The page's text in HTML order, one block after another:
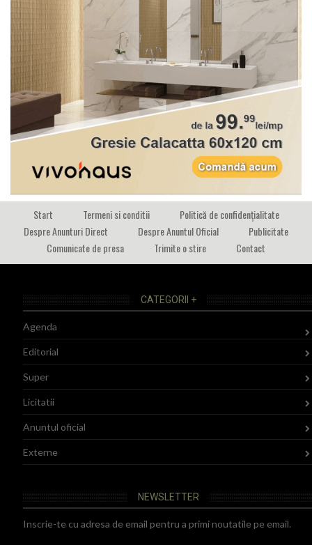
Start Termeni si conditii
Politică de confidențialitate
Despre Anunturi Direct
Despre Anuntul Oficial
Publicitate
Comunicate de presa
Trimite o stire Contact
CATEGORII +
Agenda
Editorial
Super
Licitatii
Anuntul oficial
Externe
NEWSLETTER
Inscrie-te cu adresa de email pentru a primi noutatile pe email.